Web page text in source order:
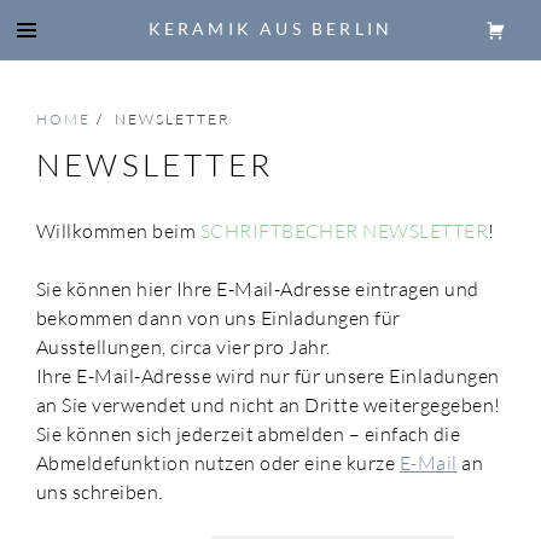
KERAMIK AUS BERLIN
HOME / NEWSLETTER
NEWSLETTER
Willkommen beim SCHRIFTBECHER NEWSLETTER!
Sie können hier Ihre E-Mail-Adresse eintragen und
bekommen dann von uns Einladungen für
Ausstellungen, circa vier pro Jahr.
Ihre E-Mail-Adresse wird nur für unsere Einladungen
an Sie verwendet und nicht an Dritte weitergegeben!
Sie können sich jederzeit abmelden – einfach die
Abmeldefunktion nutzen oder eine kurze E-Mail an
uns schreiben.